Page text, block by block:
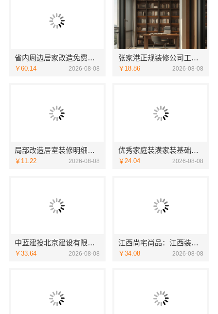
省内周边居家改造免费量房收费标准-浙江乐享新材料有限公司
￥60.14 2026-08-08
张家港正规装修公司工程施工费用_苏州兔哥哥智装新材料
￥18.86 2026-08-08
局部改造居室装修明细报价海南万赢饰家新型建筑材料有限公
￥11.22 2026-08-08
优秀家庭装潢家装基础工程施工案例——浙江乐享新材料有限公司
￥24.04 2026-08-08
中蓝建投北京建设有限公司四川：线上农村建房功能体验
￥33.64 2026-08-08
江西尚宅尚品：江西装修原木风全包
￥34.08 2026-08-08